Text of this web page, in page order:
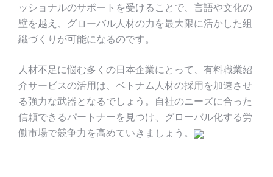
ッショナルのサポートを受けることで、言語や文化の
壁を越え、グローバル人材の力を最大限に活かした組
織づくりが可能になるのです。
人材不足に悩む多くの日本企業にとって、有料職業紹
介サービスの活用は、ベトナム人材の採用を加速させ
る強力な武器となるでしょう。自社のニーズに合った
信頼できるパートナーを見つけ、グローバル化する労
働市場で競争力を高めていきましょう。